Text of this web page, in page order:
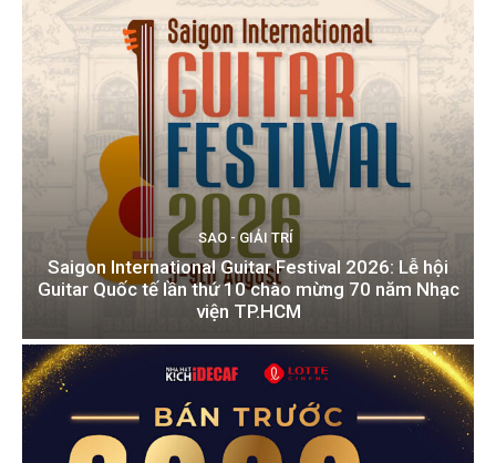
SAO - GIẢI TRÍ
Saigon International Guitar Festival 2026: Lễ hội
Guitar Quốc tế lần thứ 10 chào mừng 70 năm Nhạc
viện TP.HCM